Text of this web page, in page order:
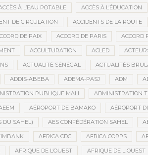
À L’EAU POTABLE ACCÈS À L’ÉDUCATION
DE CIRCULATION ACCIDENTS DE LA ROUTE
DE PAIX ACCORD DE PARIS ACCORD
ACCULTURATION ACLED
ACTUALITÉ SÉNÉGAL ACTUALITÉS
ADDIS-ABEBA ADEMA-PASJ ADM
PUBLIQUE MALI ADMINISTRATION
AÉROPORT DE BAMAKO AÉROPORT
DU SAHEL) AES CONFÉDÉRATION SAHEL
AFRICA CDC AFRICA CORPS
AFRIQUE DE L’OUEST AFRIQUE DE L'OUEST